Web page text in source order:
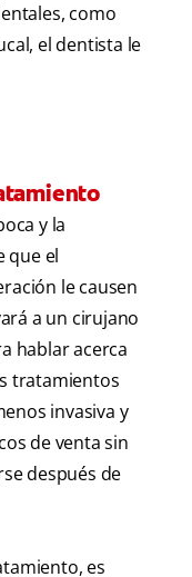
como
el dentista le
y la
que el
le causen
a un cirujano
hablar acerca
tratamientos
invasiva y
de venta sin
después de
es